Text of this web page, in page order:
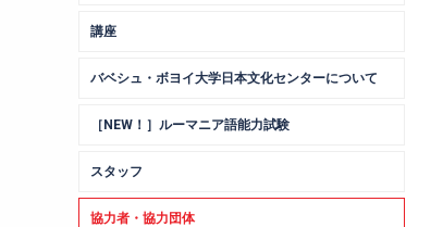
講座
バベシュ・ボヨイ大学日本文化センターについて
［NEW！］ルーマニア語能力試験
スタッフ
協力者・協力団体